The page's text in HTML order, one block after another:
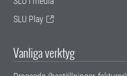
SLU Play
Vanliga verktyg